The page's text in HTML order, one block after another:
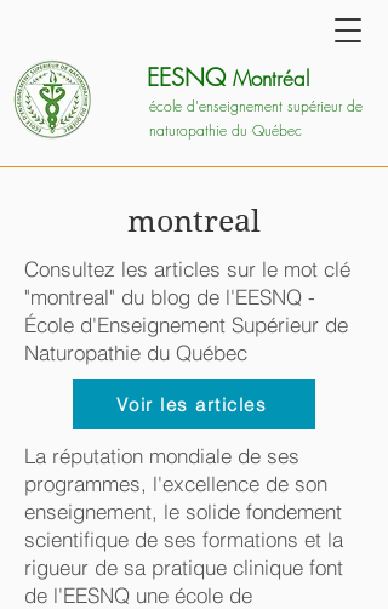
école d'enseignement supérieur de
naturopathie du Québec
EESNQ Montréal
montreal
Consultez les articles sur le mot clé
"montreal" du blog de l'EESNQ -
École d'Enseignement Supérieur de
Naturopathie du Québec
Voir les articles
La réputation mondiale de ses
programmes, l'excellence de son
enseignement, le solide fondement
scientifique de ses formations et la
rigueur de sa pratique clinique font
de l'EESNQ une école de